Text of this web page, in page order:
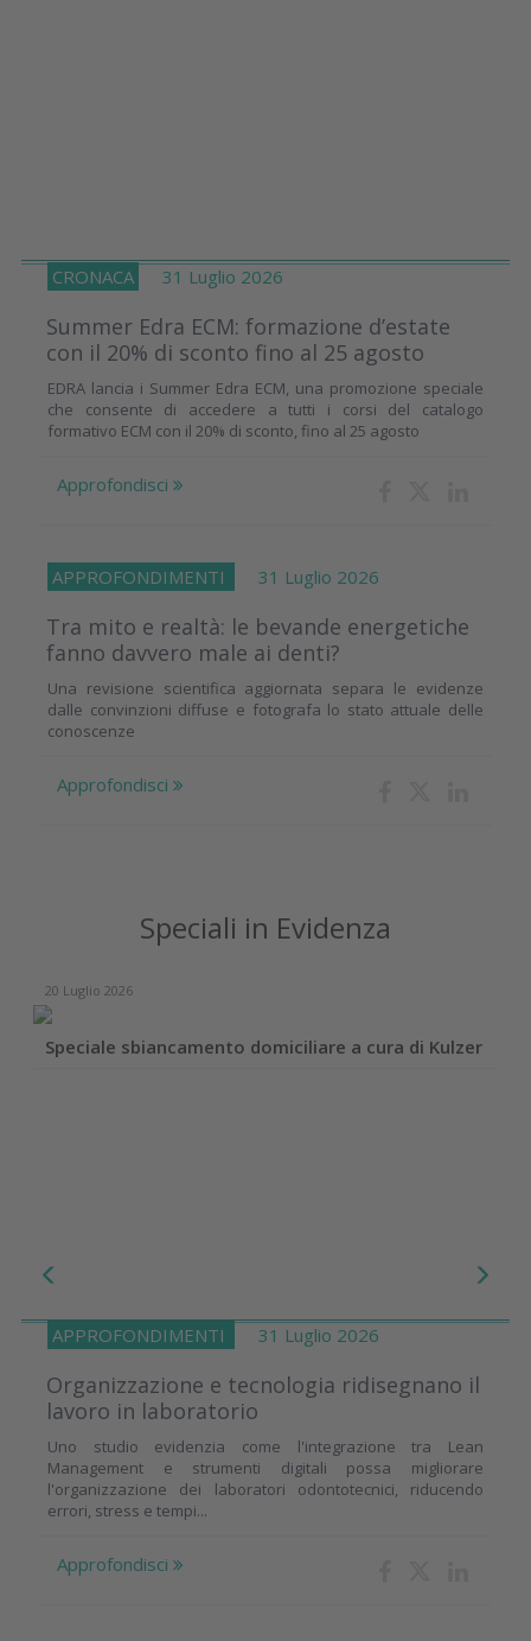
CRONACA 31 Luglio 2026
Summer Edra ECM: formazione d’estate
con il 20% di sconto fino al 25 agosto
EDRA lancia i Summer Edra ECM, una promozione speciale
che consente di accedere a tutti i corsi del catalogo
formativo ECM con il 20% di sconto, fino al 25 agosto
Approfondisci
APPROFONDIMENTI 31 Luglio 2026
Tra mito e realtà: le bevande energetiche
fanno davvero male ai denti?
Una revisione scientifica aggiornata separa le evidenze
dalle convinzioni diffuse e fotografa lo stato attuale delle
conoscenze
Approfondisci
Speciali in Evidenza
20 Luglio 2026
Speciale sbiancamento domiciliare a cura di Kulzer
APPROFONDIMENTI 31 Luglio 2026
Organizzazione e tecnologia ridisegnano il
lavoro in laboratorio
Uno studio evidenzia come l'integrazione tra Lean
Management e strumenti digitali possa migliorare
l'organizzazione dei laboratori odontotecnici, riducendo
errori, stress e tempi...
Approfondisci